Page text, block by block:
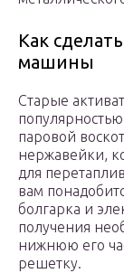
Как
машины
Старые
паровой
нержавейки,
для
вам
болгарка и
получения
нижнюю его
решетку.